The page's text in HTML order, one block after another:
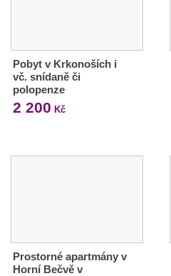
Pobyt v Krkonoších i
vč. snídaně či
polopenze
2 200 Kč
Prostorné apartmány v
Horní Bečvě v